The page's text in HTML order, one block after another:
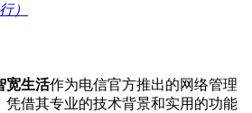
）
宽生活作为电信官方推出的网络管理
凭借其专业的技术背景和实用的功能